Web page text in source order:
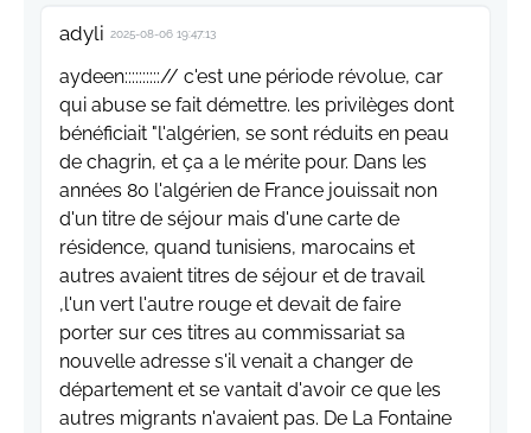
adyli 2025-08-06 19:47:13
aydeen::::::::::// c'est une période révolue, car
qui abuse se fait démettre. les privilèges dont
bénéficiait "l'algérien, se sont réduits en peau
de chagrin, et ça a le mérite pour. Dans les
années 80 l'algérien de France jouissait non
d'un titre de séjour mais d'une carte de
résidence, quand tunisiens, marocains et
autres avaient titres de séjour et de travail
,l'un vert l'autre rouge et devait de faire
porter sur ces titres au commissariat sa
nouvelle adresse s'il venait a changer de
département et se vantait d'avoir ce que les
autres migrants n'avaient pas. De La Fontaine